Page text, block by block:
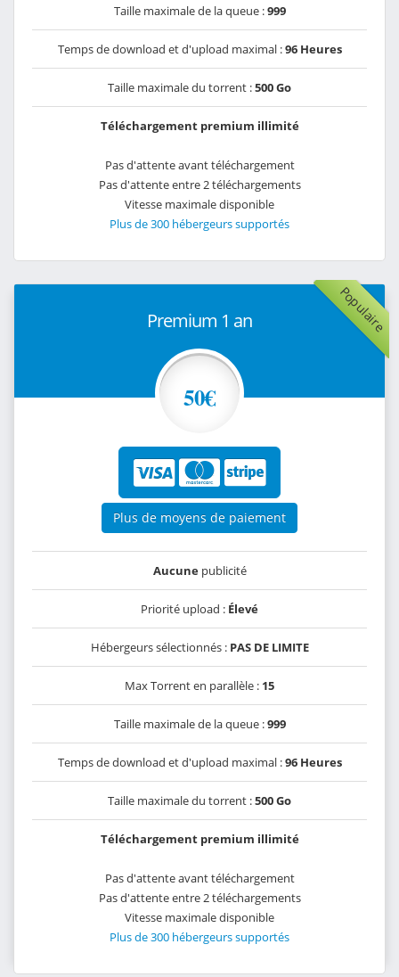
Taille maximale de la queue :999
Temps de download et d'upload maximal :96 Heures
Taille maximale du torrent :500 Go
Téléchargement premium illimité
Pas d'attente avant téléchargement
Pas d'attente entre 2 téléchargements
Vitesse maximale disponible
Plus de 300 hébergeurs supportés
Populaire
Premium 1 an
50€
Plus de moyens de paiement
Aucunepublicité
Priorité upload : Élevé
Hébergeurs sélectionnés : PAS DE LIMITE
Max Torrent en parallèle : 15
Taille maximale de la queue :999
Temps de download et d'upload maximal :96 Heures
Taille maximale du torrent :500 Go
Téléchargement premium illimité
Pas d'attente avant téléchargement
Pas d'attente entre 2 téléchargements
Vitesse maximale disponible
Plus de 300 hébergeurs supportés